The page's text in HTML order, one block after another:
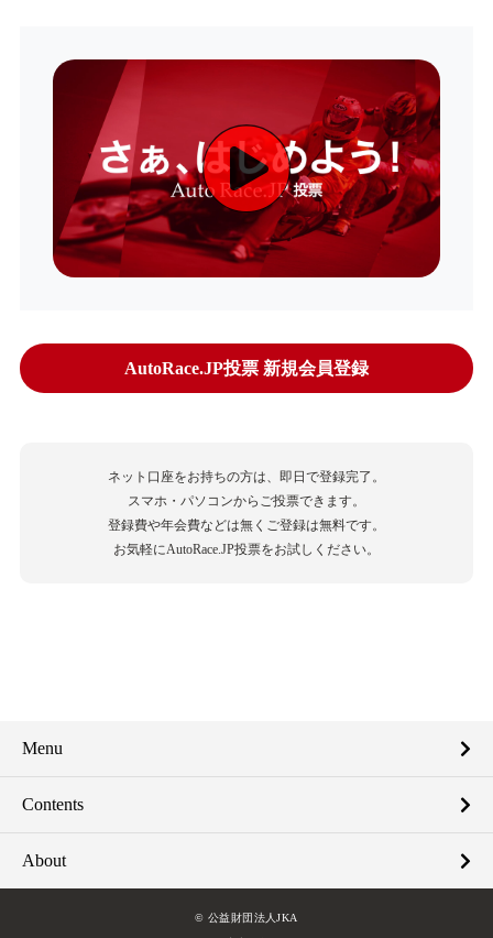
AutoRace.JP投票 新規会員登録
ネット口座をお持ちの方は、即日で登録完了。
スマホ・パソコンからご投票できます。
登録費や年会費などは無くご登録は無料です。
お気軽にAutoRace.JP投票をお試しください。
Menu
Contents
About
© 公益財団法人JKA